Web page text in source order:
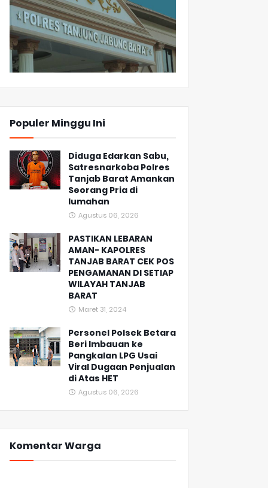
Populer Minggu Ini
Diduga Edarkan Sabu,
Satresnarkoba Polres
Tanjab Barat Amankan
Seorang Pria di
lumahan
Agustus 06, 2026
PASTIKAN LEBARAN
AMAN- KAPOLRES
TANJAB BARAT CEK POS
PENGAMANAN DI SETIAP
WILAYAH TANJAB
BARAT
Maret 31, 2024
Personel Polsek Betara
Beri Imbauan ke
Pangkalan LPG Usai
Viral Dugaan Penjualan
di Atas HET
Agustus 06, 2026
Komentar Warga